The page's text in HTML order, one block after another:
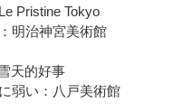
Pristine Tokyo
明治神宮美術館
天的好事
弱い：八戸美術館